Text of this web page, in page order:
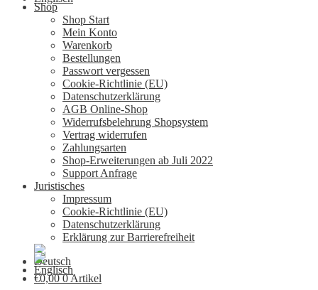
Shop
Shop Start
Mein Konto
Warenkorb
Bestellungen
Passwort vergessen
Cookie-Richtlinie (EU)
Datenschutzerklärung
AGB Online-Shop
Widerrufsbelehrung Shopsystem
Vertrag widerrufen
Zahlungsarten
Shop-Erweiterungen ab Juli 2022
Support Anfrage
Juristisches
Impressum
Cookie-Richtlinie (EU)
Datenschutzerklärung
Erklärung zur Barrierefreiheit
€0,00 0 Artikel